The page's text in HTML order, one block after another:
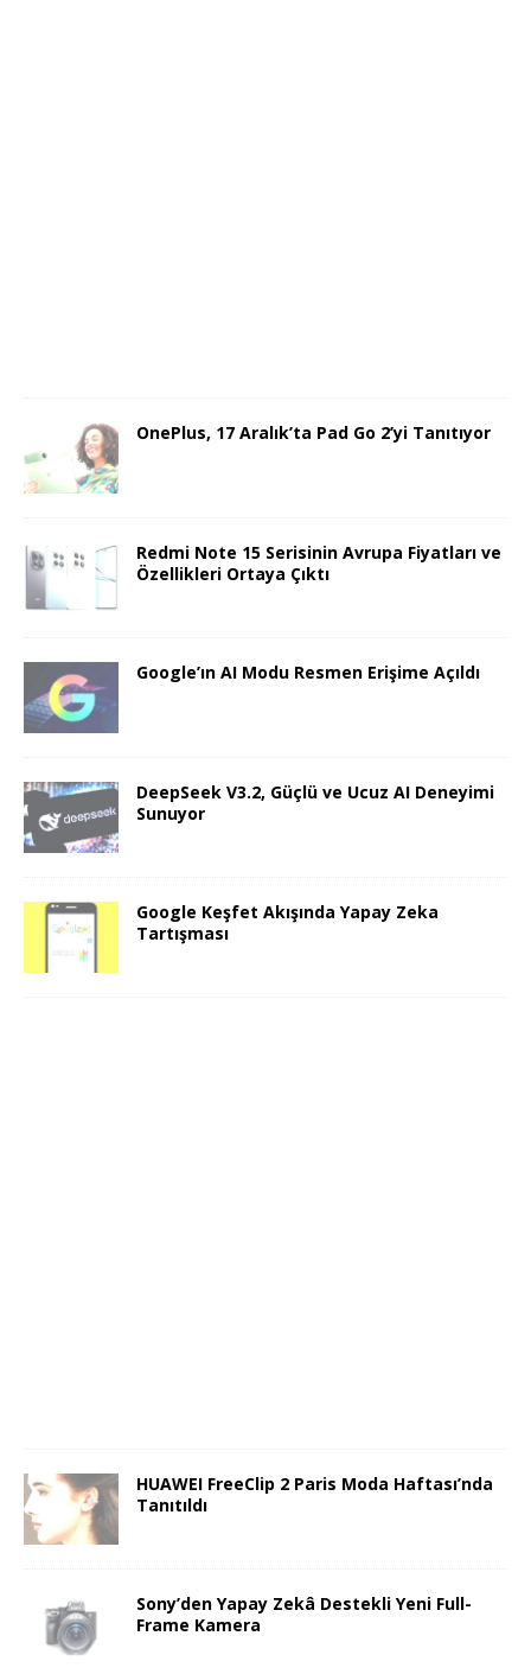
OnePlus, 17 Aralık’ta Pad Go 2’yi Tanıtıyor
Redmi Note 15 Serisinin Avrupa Fiyatları ve
Özellikleri Ortaya Çıktı
Google’ın AI Modu Resmen Erişime Açıldı
DeepSeek V3.2, Güçlü ve Ucuz AI Deneyimi
Sunuyor
Google Keşfet Akışında Yapay Zeka
Tartışması
HUAWEI FreeClip 2 Paris Moda Haftası’nda
Tanıtıldı
Sony’den Yapay Zekâ Destekli Yeni Full-
Frame Kamera